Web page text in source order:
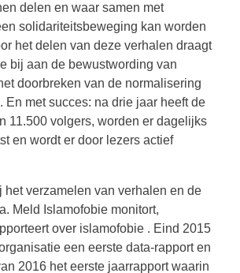
delen en waar samen met
solidariteitsbeweging kan worden
het delen van deze verhalen draagt
bij aan de bewustwording van
doorbreken van de normalisering
En met succes: na drie jaar heeft de
11.500 volgers, worden er dagelijks
en wordt er door lezers actief
het verzamelen van verhalen en de
Meld Islamofobie monitort,
over islamofobie . Eind 2015
een eerste data-rapport en
2016 het eerste jaarrapport waarin